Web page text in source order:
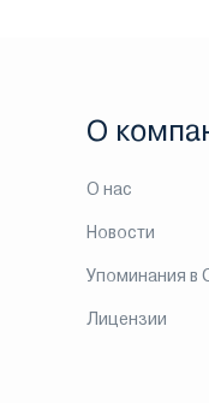
О
О нас
Новости
Упоминания в
Лицензии